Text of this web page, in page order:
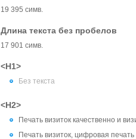
19 395 симв.
Длина текста без пробелов
17 901 симв.
<H1>
Без текста
<H2>
Печать визиток качественно и
Печать визиток, цифровая